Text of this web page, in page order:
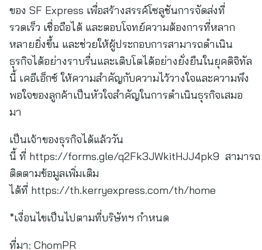
ของ SF Express เพื่อสร้างสรรค์โซลูชันการจัดส่งที่
รวดเร็ว เชื่อถือได้ และตอบโจทย์ความต้องการที่หลาก
หลายยิ่งขึ้น และช่วยให้ผู้ประกอบการสามารถดำเนิน
ธุรกิจได้อย่างราบรื่นและเติบโตได้อย่างยั่งยืนในยุคดิจิทัล
นี้ เคอีเอ็กซ์ ให้ความสำคัญกับความไว้วางใจและความพึง
พอใจของลูกค้าเป็นหัวใจสำคัญในการดำเนินธุรกิจเสมอ
มา
เป็นเจ้าของธุรกิจได้แล้ววัน
นี้ ที่ https://forms.gle/q2Fk3JWkitHJJ4pk9 สามารถ
ติดตามข้อมูลเพิ่มเติม
ได้ที่ https://th.kerryexpress.com/th/home
*เงื่อนไขเป็นไปตามที่บริษัทฯ กำหนด
ที่มา: ChomPR